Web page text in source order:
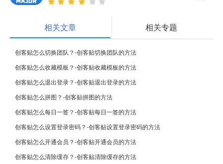
相关文章 相关专题
创客贴怎么切换团队？-创客贴切换团队的方法
创客贴怎么收藏模板？-创客贴收藏模板的方法
创客贴怎么退出登录？-创客贴退出登录的方法
创客贴怎么拼图？-创客贴拼图的方法
创客贴怎么每日一签？-创客贴每日一签的方法
创客贴怎么设置登录密码？-创客贴设置登录密码的方法
创客贴怎么开通会员？-创客贴开通会员的方法
创客贴怎么清除缓存？-创客贴清除缓存的方法